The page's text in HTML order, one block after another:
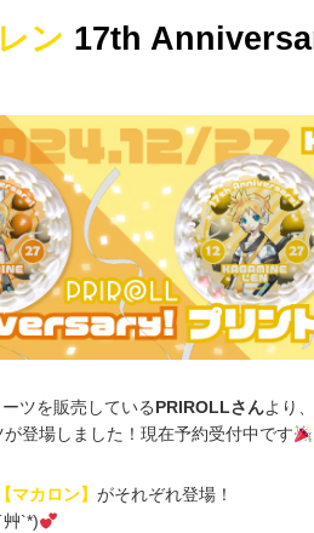
ン 17th
ツを販売しているPRIROLLさんより
登場しました！現在予約受付中です
【マカロン】 がそれぞれ登場！
`*)